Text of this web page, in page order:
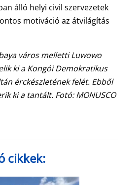
álló helyi civil szervezetek
motiváció az átvilágítás
város melletti Luwowo
ki a Kongói Demokratikus
érckészletének felét. Ebből
ki a tantált. Fotó: MONUSCO
cikkek: